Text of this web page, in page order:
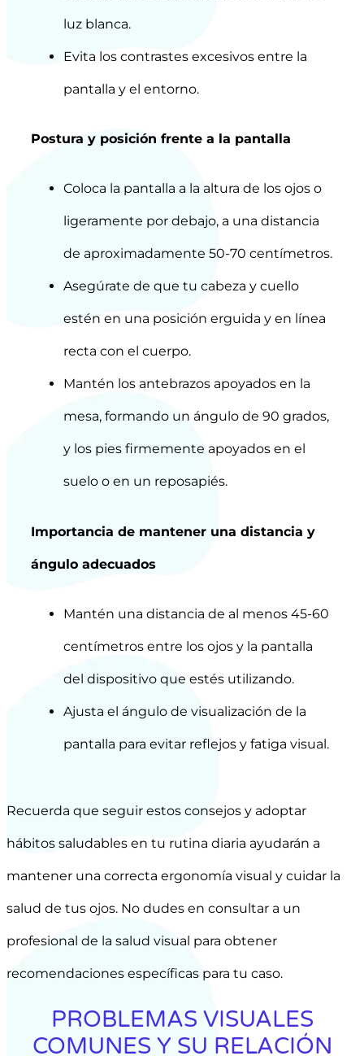
luz blanca.
Evita los contrastes excesivos entre la
pantalla y el entorno.
Postura y posición frente a la pantalla
Coloca la pantalla a la altura de los ojos o
ligeramente por debajo, a una distancia
de aproximadamente 50-70 centímetros.
Asegúrate de que tu cabeza y cuello
estén en una posición erguida y en línea
recta con el cuerpo.
Mantén los antebrazos apoyados en la
mesa, formando un ángulo de 90 grados,
y los pies firmemente apoyados en el
suelo o en un reposapiés.
Importancia de mantener una distancia y
ángulo adecuados
Mantén una distancia de al menos 45-60
centímetros entre los ojos y la pantalla
del dispositivo que estés utilizando.
Ajusta el ángulo de visualización de la
pantalla para evitar reflejos y fatiga visual.
Recuerda que seguir estos consejos y adoptar
hábitos saludables en tu rutina diaria ayudarán a
mantener una correcta ergonomía visual y cuidar la
salud de tus ojos. No dudes en consultar a un
profesional de la salud visual para obtener
recomendaciones específicas para tu caso.
PROBLEMAS VISUALES
COMUNES Y SU RELACIÓN